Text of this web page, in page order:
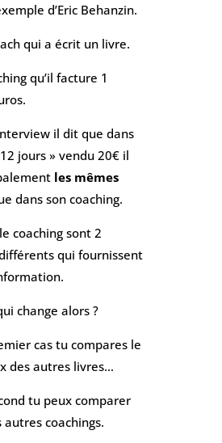
d’Eric Behanzin.
qui a écrit un livre.
qu’il facture 1
il dit que dans
jours » vendu 20€ il
les mêmes
dans son coaching.
coaching sont 2
qui fournissent
change alors ?
cas tu compares le
des autres livres…
tu peux comparer
autres coachings.